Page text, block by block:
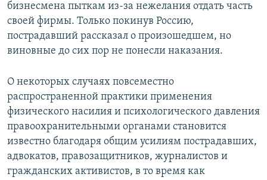
бизнесмена пыткам из-за нежелания отдать часть
своей фирмы. Только покинув Россию,
пострадавший рассказал о произошедшем, но
виновные до сих пор не понесли наказания.
О некоторых случаях повсеместно
распространенной практики применения
физического насилия и психологического давления
правоохранительными органами становится
известно благодаря общим усилиям пострадавших,
адвокатов, правозащитников, журналистов и
гражданских активистов, в то время как